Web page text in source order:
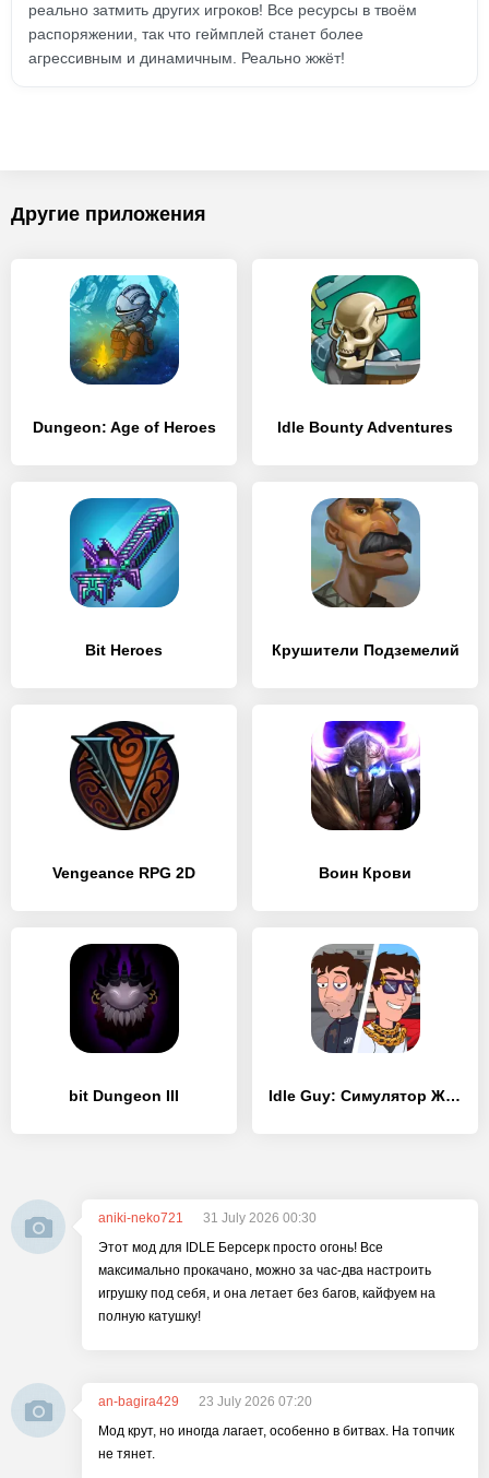
реально затмить других игроков! Все ресурсы в твоём
распоряжении, так что геймплей станет более
агрессивным и динамичным. Реально жжёт!
Другие приложения
Dungeon: Age of Heroes Idle Bounty Adventures
Bit Heroes Крушители Подземелий
Vengeance RPG 2D Воин Крови
bit Dungeon III Idle Guy: Симулятор Жизни
aniki-neko721
31 July 2026 00:30
Этот мод для IDLE Берсерк просто огонь! Все
максимально прокачано, можно за час-два настроить
игрушку под себя, и она летает без багов, кайфуем на
полную катушку!
an-bagira429
23 July 2026 07:20
Мод крут, но иногда лагает, особенно в битвах. На топчик
не тянет.